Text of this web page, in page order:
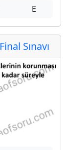
E
Sınavı